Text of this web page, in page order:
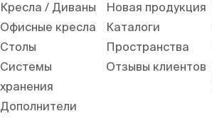
Кресла / Диваны
Офисные кресла
Столы
Системы
хранения
Дополнители
Новая продукция
Каталоги
Пространства
Отзывы клиентов